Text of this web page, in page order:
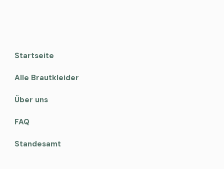
Startseite
Alle Brautkleider
Über uns
FAQ
Standesamt